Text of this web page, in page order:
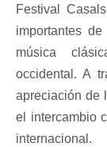
Festival
importantes
música
occidental. A
apreciación de
el intercambio
internacional.